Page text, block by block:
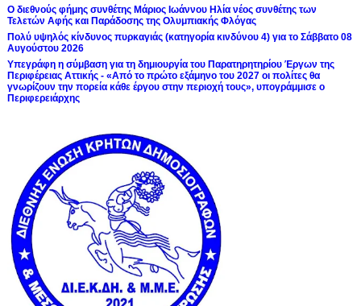
Ο διεθνούς φήμης συνθέτης Μάριος Ιωάννου Ηλία νέος συνθέτης των
Τελετών Αφής και Παράδοσης της Ολυμπιακής Φλόγας
Πολύ υψηλός κίνδυνος πυρκαγιάς (κατηγορία κινδύνου 4) για το Σάββατο 08
Αυγούστου 2026
Υπεγράφη η σύμβαση για τη δημιουργία του Παρατηρητηρίου Έργων της
Περιφέρειας Αττικής - «Από το πρώτο εξάμηνο του 2027 οι πολίτες θα
γνωρίζουν την πορεία κάθε έργου στην περιοχή τους», υπογράμμισε ο
Περιφερειάρχης